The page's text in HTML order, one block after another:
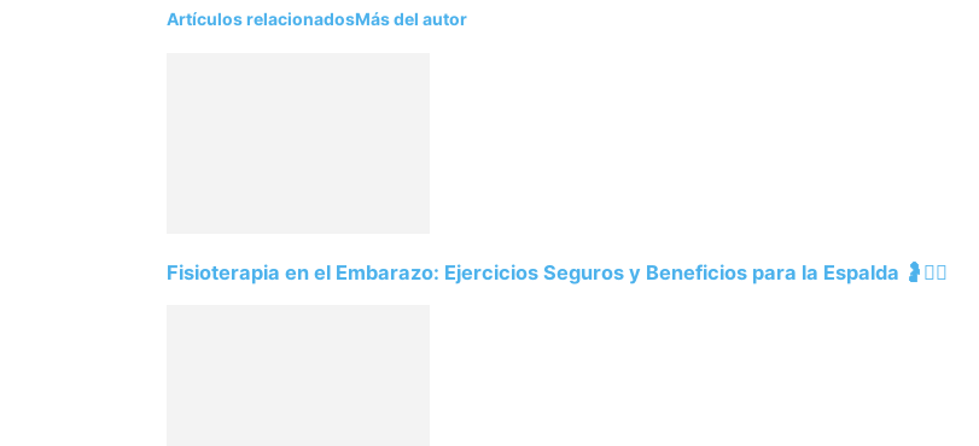
Artículos relacionadosMás del autor
Fisioterapia en el Embarazo: Ejercicios Seguros y Beneficios para la Espalda 🤰💆‍♀️